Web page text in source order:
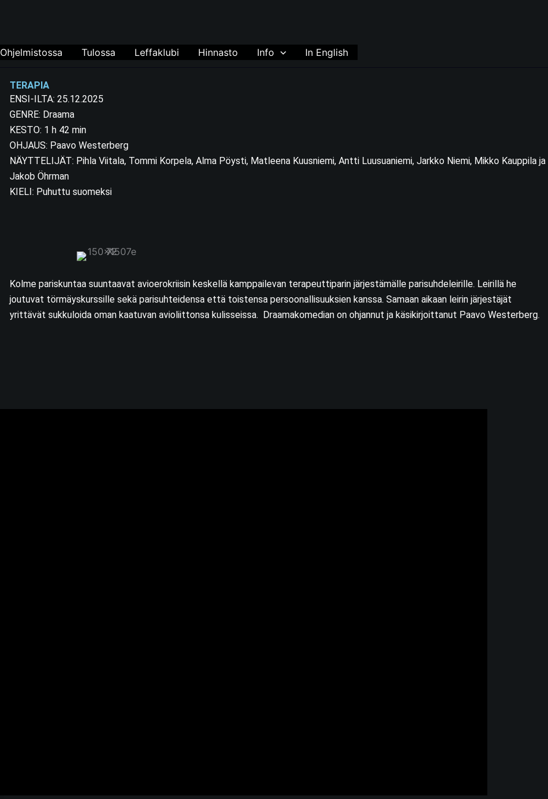
Ohjelmistossa Tulossa Leffaklubi Hinnasto Info In English
TERAPIA
ENSI-ILTA: 25.12.2025
GENRE: Draama
KESTO: 1 h 42 min
OHJAUS: Paavo Westerberg
NÄYTTELIJÄT: Pihla Viitala, Tommi Korpela, Alma Pöysti, Matleena Kuusniemi, Antti Luusuaniemi, Jarkko Niemi, Mikko Kauppila ja
Jakob Öhrman
KIELI: Puhuttu suomeksi
Kolme pariskuntaa suuntaavat avioerokriisin keskellä kamppailevan terapeuttiparin järjestämälle parisuhdeleirille. Leirillä he
joutuvat törmäyskurssille sekä parisuhteidensa että toistensa persoonallisuuksien kanssa. Samaan aikaan leirin järjestäjät
yrittävät sukkuloida oman kaatuvan avioliittonsa kulisseissa. Draamakomedian on ohjannut ja käsikirjoittanut Paavo Westerberg.